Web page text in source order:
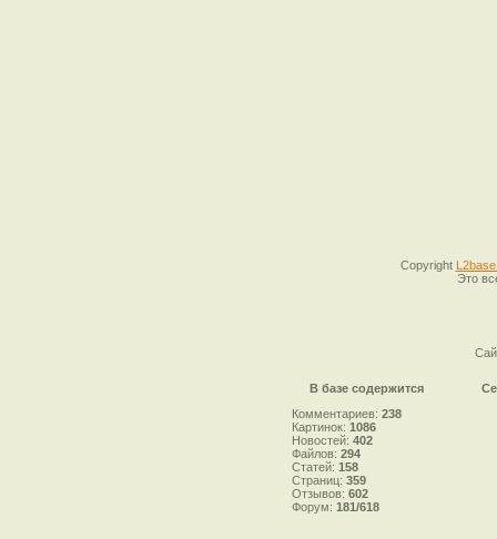
Copyright
Это
В базе содержится
Комментариев: 238
Картинок: 1086
Новостей: 402
Файлов: 294
Статей: 158
Страниц: 359
Отзывов: 602
Форум: 181/618